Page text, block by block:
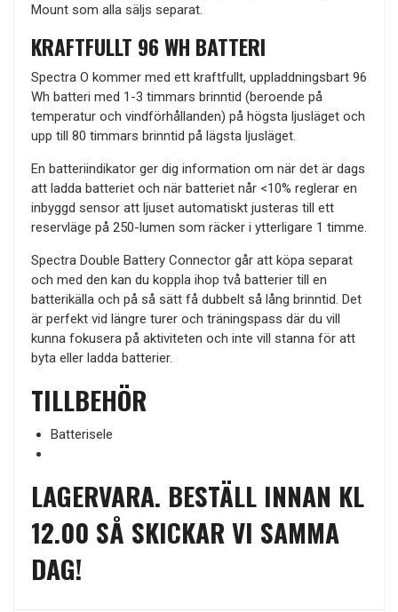
Mount som alla säljs separat.
KRAFTFULLT 96 WH BATTERI
Spectra O kommer med ett kraftfullt, uppladdningsbart 96
Wh batteri med 1-3 timmars brinntid (beroende på
temperatur och vindförhållanden) på högsta ljusläget och
upp till 80 timmars brinntid på lägsta ljusläget.
En batteriindikator ger dig information om när det är dags
att ladda batteriet och när batteriet når <10% reglerar en
inbyggd sensor att ljuset automatiskt justeras till ett
reservläge på 250-lumen som räcker i ytterligare 1 timme.
Spectra Double Battery Connector går att köpa separat
och med den kan du koppla ihop två batterier till en
batterikälla och på så sätt få dubbelt så lång brinntid. Det
är perfekt vid längre turer och träningspass där du vill
kunna fokusera på aktiviteten och inte vill stanna för att
byta eller ladda batterier.
TILLBEHÖR
Batterisele
LAGERVARA. BESTÄLL INNAN KL
12.00 SÅ SKICKAR VI SAMMA
DAG!